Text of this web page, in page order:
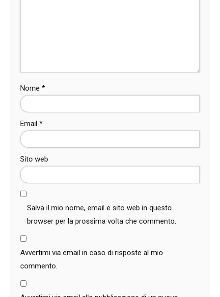
Nome *
Email *
Sito web
Salva il mio nome, email e sito web in questo
browser per la prossima volta che commento.
Avvertimi via email in caso di risposte al mio
commento.